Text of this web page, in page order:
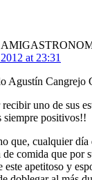
at 23:31
Agustín Cangrejo
recibir uno de sus
siempre positivos!!
que, cualquier día
comida que por
este apetitoso y